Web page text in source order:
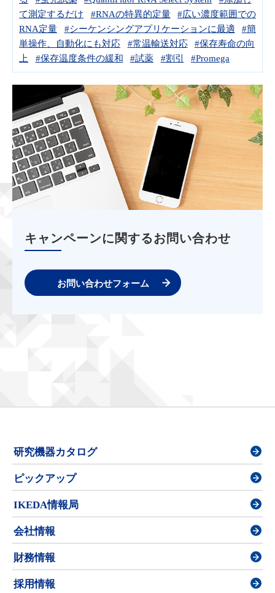
て測定するだけ
#RNAの特異的定量
#広い濃度範囲での
RNA定量
#シーケンシングアプリケーションに最適
#簡
単操作、自動化にも対応
#常温輸送対応
#保存寿命の向
上
#保存温度条件の緩和 #試薬 #割引 #Promega
キャンペーンに関するお問い合わせ
お問い合わせフォーム
研究機器カタログ
ピックアップ
IKEDA情報局
会社情報
財務情報
採用情報